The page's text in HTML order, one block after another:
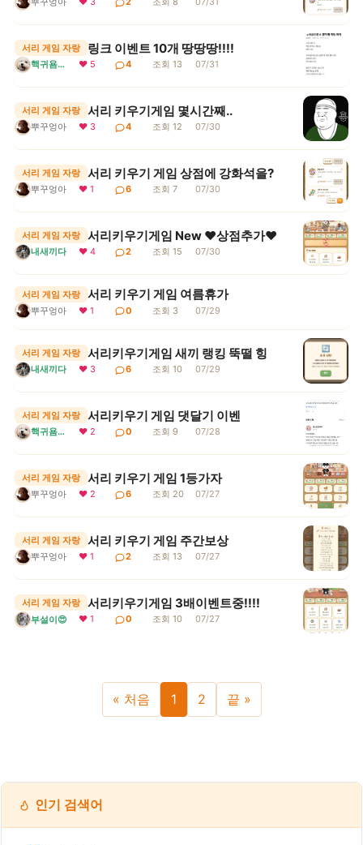
서리 게임 자랑 링크 이벤트 10개 땅땅땅!!!!
핵귀욤서리 ❤ 5 4 조회 13 07/31
서리 게임 자랑 서리 키우기게임 몇시간째..
뿌꾸엉아 ❤ 3 4 조회 12 07/30
서리 게임 자랑 서리 키우기 게임 상점에 강화석을?
뿌꾸엉아 ❤ 1 6 조회 7 07/30
서리 게임 자랑 서리키우기게임 New ♥상점추가♥
내새끼다 ❤ 4 2 조회 15 07/30
서리 게임 자랑 서리 키우기 게임 여름휴가
뿌꾸엉아 ❤ 1 0 조회 3 07/29
서리 게임 자랑 서리키우기게임 새끼 랭킹 뚝떨 힝
내새끼다 ❤ 3 6 조회 10 07/29
서리 게임 자랑 서리키우기 게임 댓달기 이벤
핵귀욤서리 ❤ 2 0 조회 9 07/28
서리 게임 자랑 서리 키우기 게임 1등가자
뿌꾸엉아 ❤ 2 6 조회 20 07/27
서리 게임 자랑 서리 키우기 게임 주간보상
뿌꾸엉아 ❤ 1 2 조회 13 07/27
서리 게임 자랑 서리키우기게임 3배이벤트중!!!!
부설이😍 ❤ 1 0 조회 10 07/27
« 처음 1 2 끝 »
인기 검색어